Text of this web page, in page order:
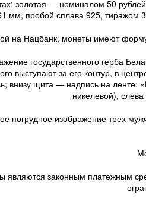
золотая — номиналом 50
мм, пробой сплава 925,
на Нацбанк, монеты имеют
государственного герба
выступают за его контур, в
внизу щита — надпись на
никелевой),
погрудное изображение
законным платежным